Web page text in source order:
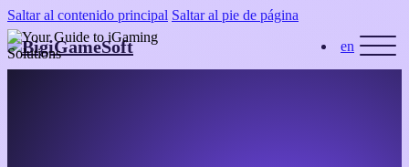
Saltar al contenido principal Saltar al pie de página
en